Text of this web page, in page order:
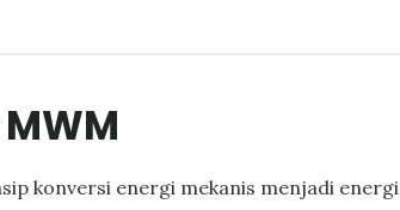
konversi energi mekanis menjadi energi